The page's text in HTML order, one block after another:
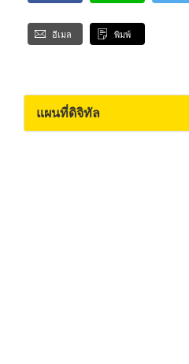
อีเมล พิมพ์
แผนที่ดิจิทัล